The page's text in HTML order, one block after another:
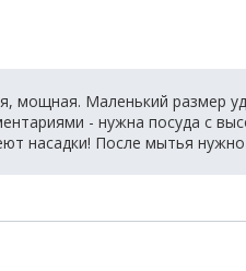
мощная. Маленький размер
- нужна посуда с
насадки! После мытья